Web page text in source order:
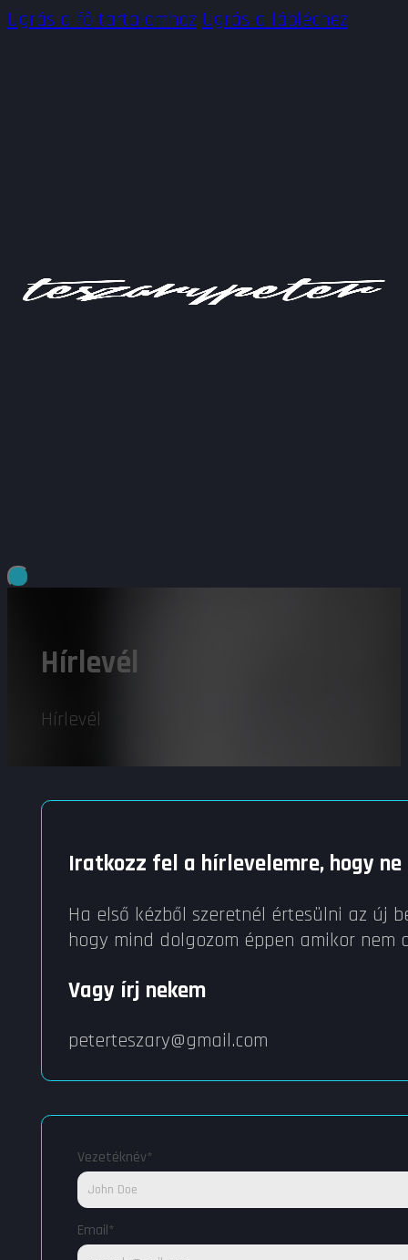
Ugrás a fő tartalomhoz Ugrás a lábléchez
Hírlevél
Hírlevél
Iratkozz fel a hírlevelemre, hogy
Ha első kézből szeretnél értesülni az új
hogy mind dolgozom éppen amikor nem
Vagy írj nekem
peterteszary@gmail.com
Vezetéknév*
Email*